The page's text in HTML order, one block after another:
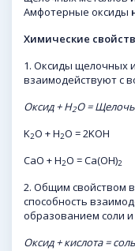
Амфотерные оксиды
Химические
1. Оксиды щелочных
взаимодействуют с
Оксид + H2O =
K2O + H2O = 2KOH
CaO + H2O = Ca(OH)2
2. Общим свойством
способность
образованием соли
Оксид + кислота =